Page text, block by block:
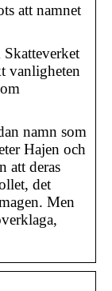
att namnet
vanligheten
namn som
Hajen och
att deras
det
Men